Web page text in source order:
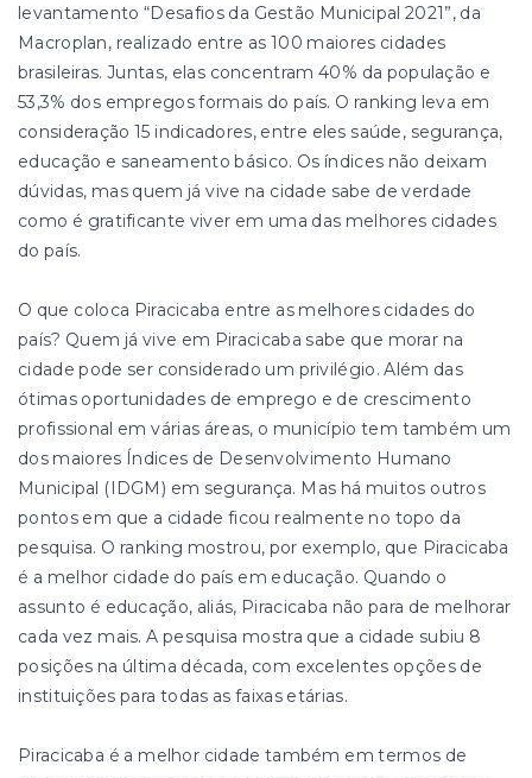
levantamento “Desafios da Gestão Municipal 2021”, da
Macroplan, realizado entre as 100 maiores cidades
brasileiras. Juntas, elas concentram 40% da população e
53,3% dos empregos formais do país. O ranking leva em
consideração 15 indicadores, entre eles saúde, segurança,
educação e saneamento básico. Os índices não deixam
dúvidas, mas quem já vive na cidade sabe de verdade
como é gratificante viver em uma das melhores cidades
do país.
O que coloca Piracicaba entre as melhores cidades do
país? Quem já vive em Piracicaba sabe que morar na
cidade pode ser considerado um privilégio. Além das
ótimas oportunidades de emprego e de crescimento
profissional em várias áreas, o município tem também um
dos maiores Índices de Desenvolvimento Humano
Municipal (IDGM) em segurança. Mas há muitos outros
pontos em que a cidade ficou realmente no topo da
pesquisa. O ranking mostrou, por exemplo, que Piracicaba
é a melhor cidade do país em educação. Quando o
assunto é educação, aliás, Piracicaba não para de melhorar
cada vez mais. A pesquisa mostra que a cidade subiu 8
posições na última década, com excelentes opções de
instituições para todas as faixas etárias.
Piracicaba é a melhor cidade também em termos de